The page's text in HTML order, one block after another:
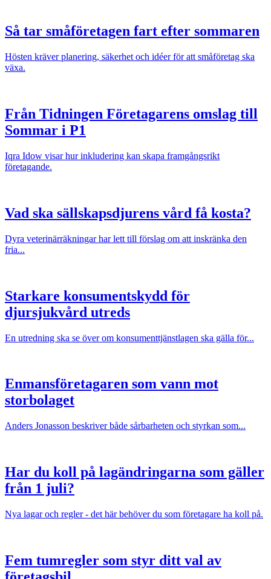
Så tar småföretagen fart efter sommaren
Hösten kräver planering, säkerhet och idéer för att småföretag ska
växa.
Från Tidningen Företagarens omslag till
Sommar i P1
Iqra Idow visar hur inkludering kan skapa framgångsrikt
företagande.
Vad ska sällskapsdjurens vård få kosta?
Dyra veterinärräkningar har lett till förslag om att inskränka den
fria...
Starkare konsumentskydd för
djursjukvård utreds
En utredning ska se över om konsumenttjänstlagen ska gälla för...
Enmansföretagaren som vann mot
storbolaget
Anders Jonasson beskriver både sårbarheten och styrkan som...
Har du koll på lagändringarna som gäller
från 1 juli?
Nya lagar och regler - det här behöver du som företagare ha koll på.
Fem tumregler som styr ditt val av